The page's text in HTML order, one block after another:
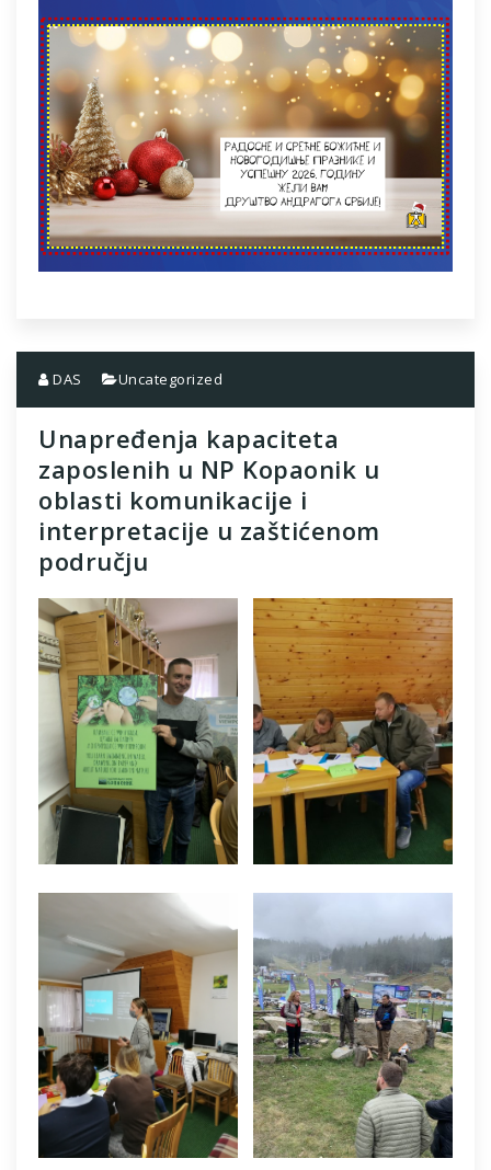
DAS Uncategorized
Unapređenja kapaciteta
zaposlenih u NP Kopaonik u
oblasti komunikacije i
interpretacije u zaštićenom
području